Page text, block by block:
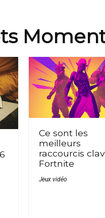
Ce sont les
meilleurs
raccourcis
Fortnite
Jeux vidéo